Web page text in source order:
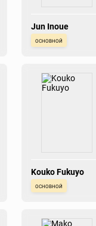
Jun Inoue
основной
Kouko Fukuyo
основной